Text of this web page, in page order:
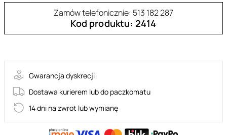
Zamów telefonicznie: 513 182 287
Kod produktu: 2414
Gwarancja dyskrecji
Dostawa kurierem lub do paczkomatu
14 dni na zwrot lub wymianę